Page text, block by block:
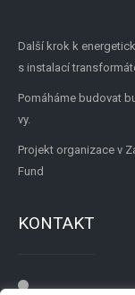
Další krok k
s instalací
Pomáháme budovat
vy.
Projekt organizace v
Fund
KONTAKT